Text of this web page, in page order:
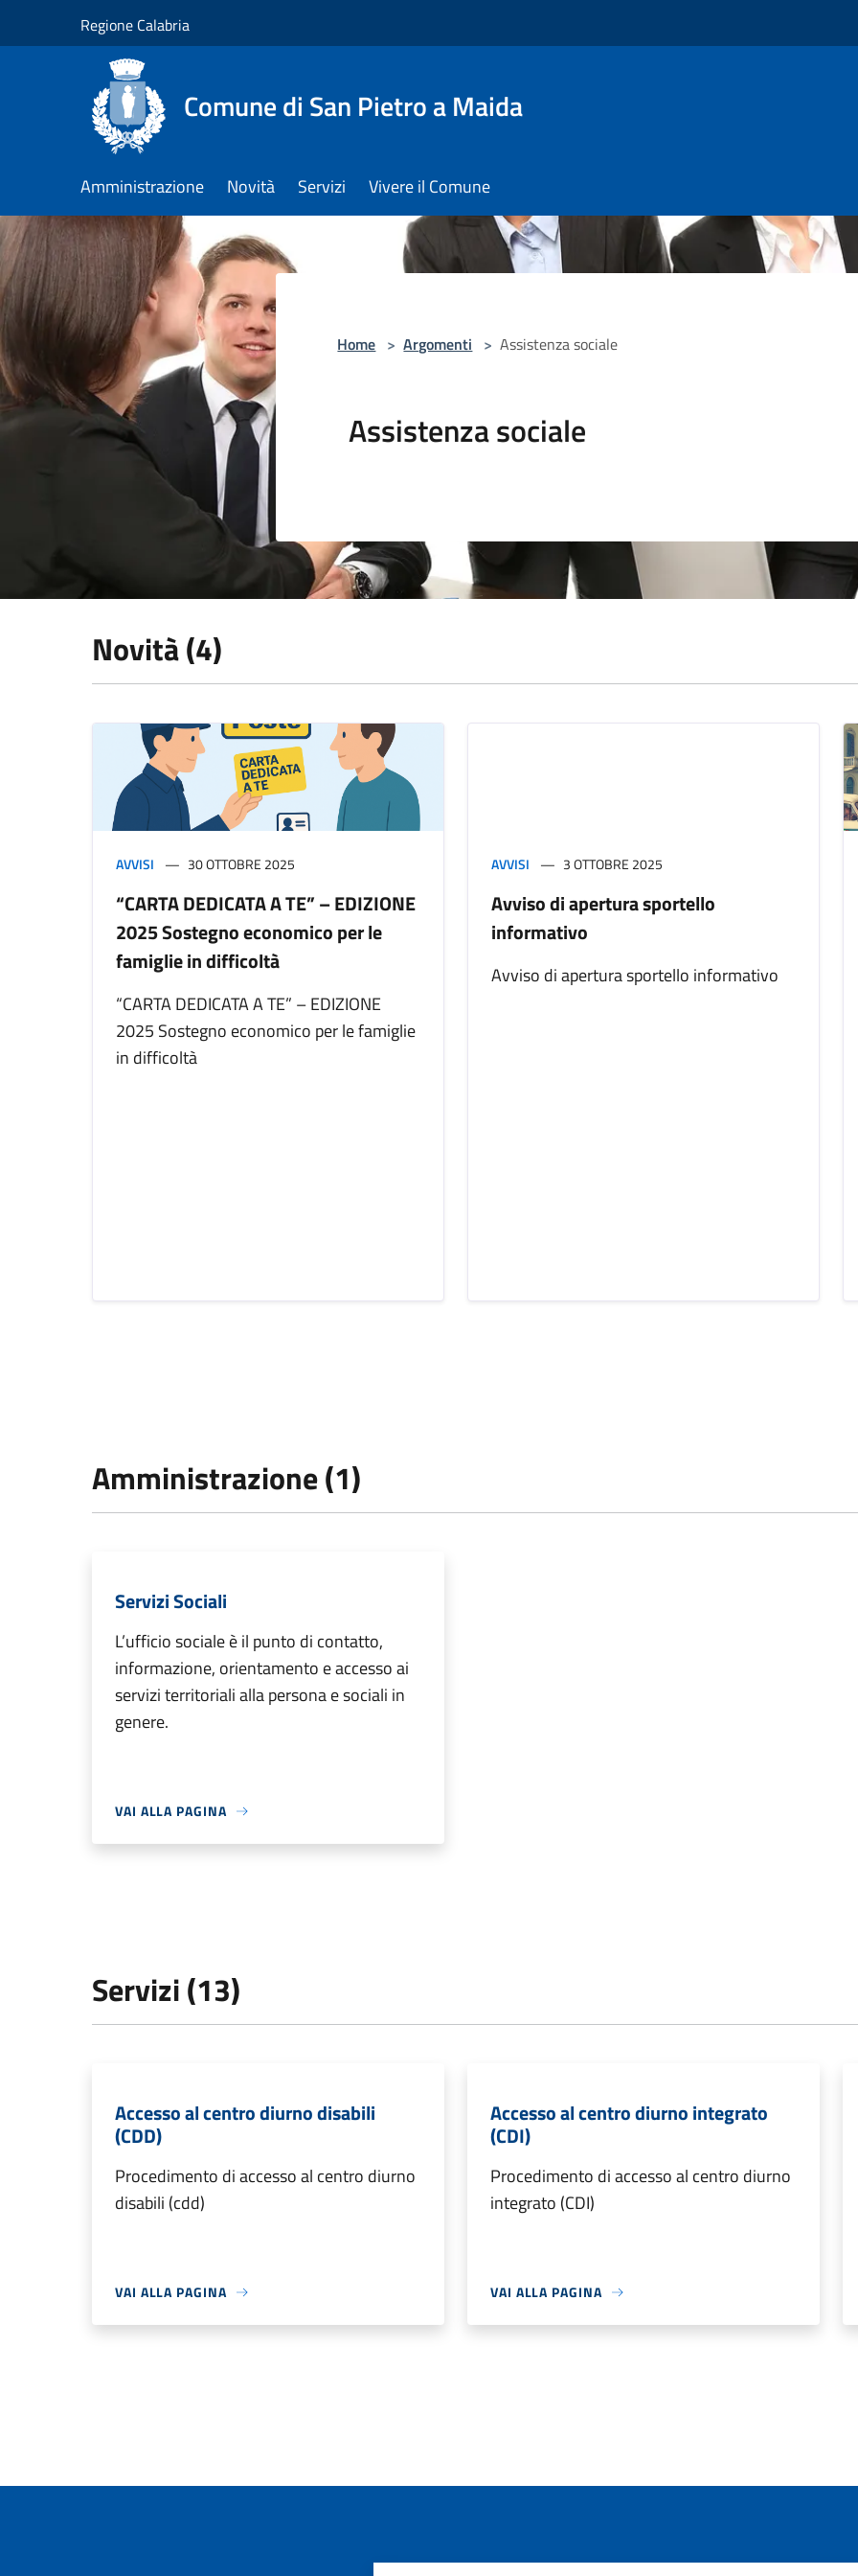
Regione Calabria
Comune di San Pietro a Maida
Amministrazione Novità Servizi Vivere il Comune
Home > Argomenti > Assistenza sociale
Assistenza sociale
Novità (4)
AVVISI 30 OTTOBRE 2025
“CARTA DEDICATA A TE” – EDIZIONE
2025 Sostegno economico per le
famiglie in difficoltà
“CARTA DEDICATA A TE” – EDIZIONE
2025 Sostegno economico per le famiglie
in difficoltà
AVVISI 3 OTTOBRE 2025
Avviso di apertura sportello
informativo
Avviso di apertura sportello informativo
Amministrazione (1)
Servizi Sociali
L’ufficio sociale è il punto di contatto,
informazione, orientamento e accesso ai
servizi territoriali alla persona e sociali in
genere.
VAI ALLA PAGINA
Servizi (13)
Accesso al centro diurno disabili
(CDD)
Procedimento di accesso al centro diurno
disabili (cdd)
VAI ALLA PAGINA
Accesso al centro diurno integrato
(CDI)
Procedimento di accesso al centro diurno
integrato (CDI)
VAI ALLA PAGINA